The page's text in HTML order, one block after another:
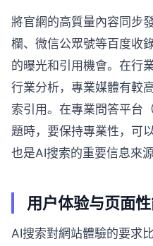
將官網的高質量內容同步
欄、微信公眾號等百度收
的曝光和引用機會。在行
行業分析，專業媒體有較
索引用。在專業問答平台
題時，要保持專業性，可
也是AI搜索的重要信息來源
用户体验与页面
AI搜索對網站體驗的要求